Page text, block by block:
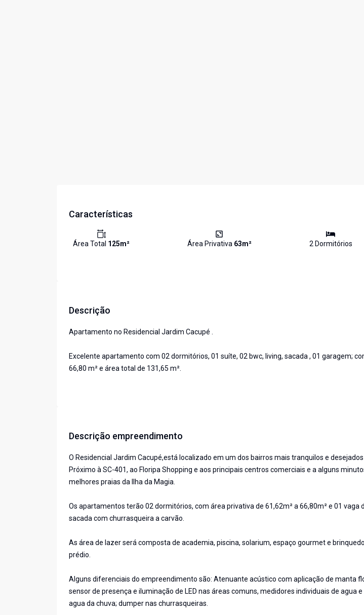
Características
Área Total 125m² Área Privativa 63m² 2Dormitórios
Descrição
Apartamento no Residencial Jardim Cacupé .
Excelente apartamento com 02 dormitórios, 01 suíte, 02 bwc, living, sacada , 01 garagem;
66,80 m² e área total de 131,65 m².
Descrição empreendimento
O Residencial Jardim Cacupé,está localizado em um dos bairros mais tranquilos e
Próximo à SC-401, ao Floripa Shopping e aos principais centros comerciais e a alguns
melhores praias da Ilha da Magia.
Os apartamentos terão 02 dormitórios, com área privativa de 61,62m² a 66,80m² e 01 vaga
sacada com churrasqueira a carvão.
As área de lazer será composta de academia, piscina, solarium, espaço gourmet e
prédio.
Alguns diferenciais do empreendimento são: Atenuante acústico com aplicação de manta
sensor de presença e iluminação de LED nas áreas comuns, medidores individuais de agua
agua da chuva; dumper nas churrasqueiras.